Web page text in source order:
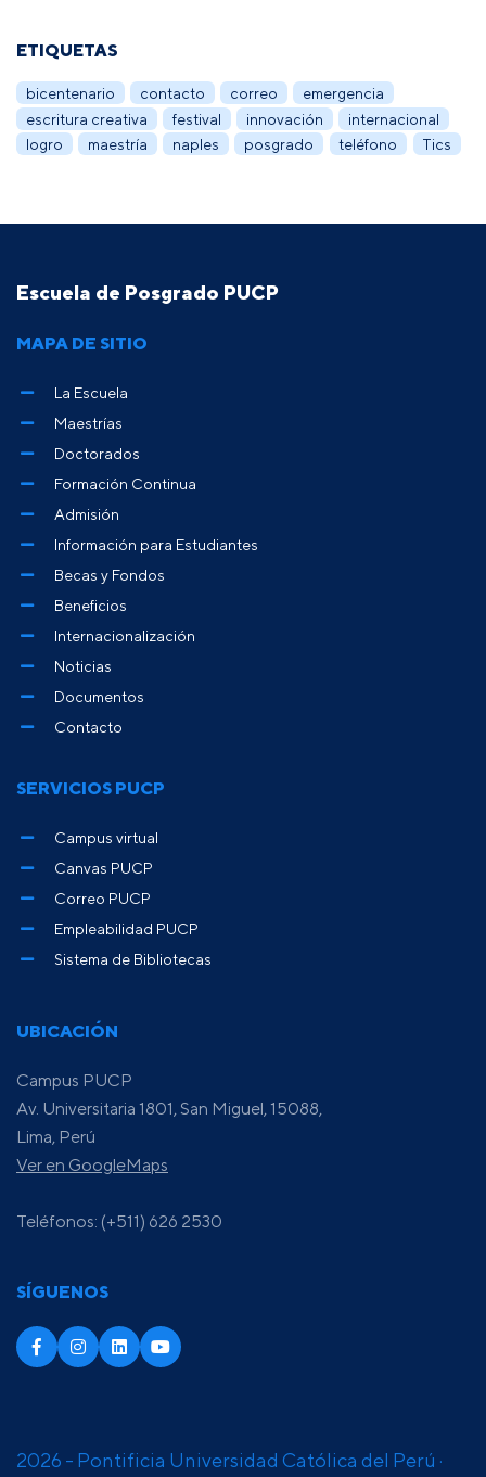
ETIQUETAS
bicentenario contacto correo
emergencia
escritura creativa
festival innovación
internacional
logro
maestría naples posgrado teléfono Tics
Escuela de Posgrado PUCP
UBICACIÓN
Campus PUCP
Av. Universitaria 1801, San Miguel, 15088,
Lima, Perú
Ver en GoogleMaps
Teléfonos: (+511) 626 2530
SÍGUENOS
MAPA DE SITIO
La Escuela
Maestrías
Doctorados
Formación Continua
Admisión
Información para Estudiantes
Becas y Fondos
Beneficios
Internacionalización
Noticias
Documentos
Contacto
SERVICIOS PUCP
Campus virtual
Canvas PUCP
Correo PUCP
Empleabilidad PUCP
Sistema de Bibliotecas
2026 - Pontificia Universidad Católica del Perú ·